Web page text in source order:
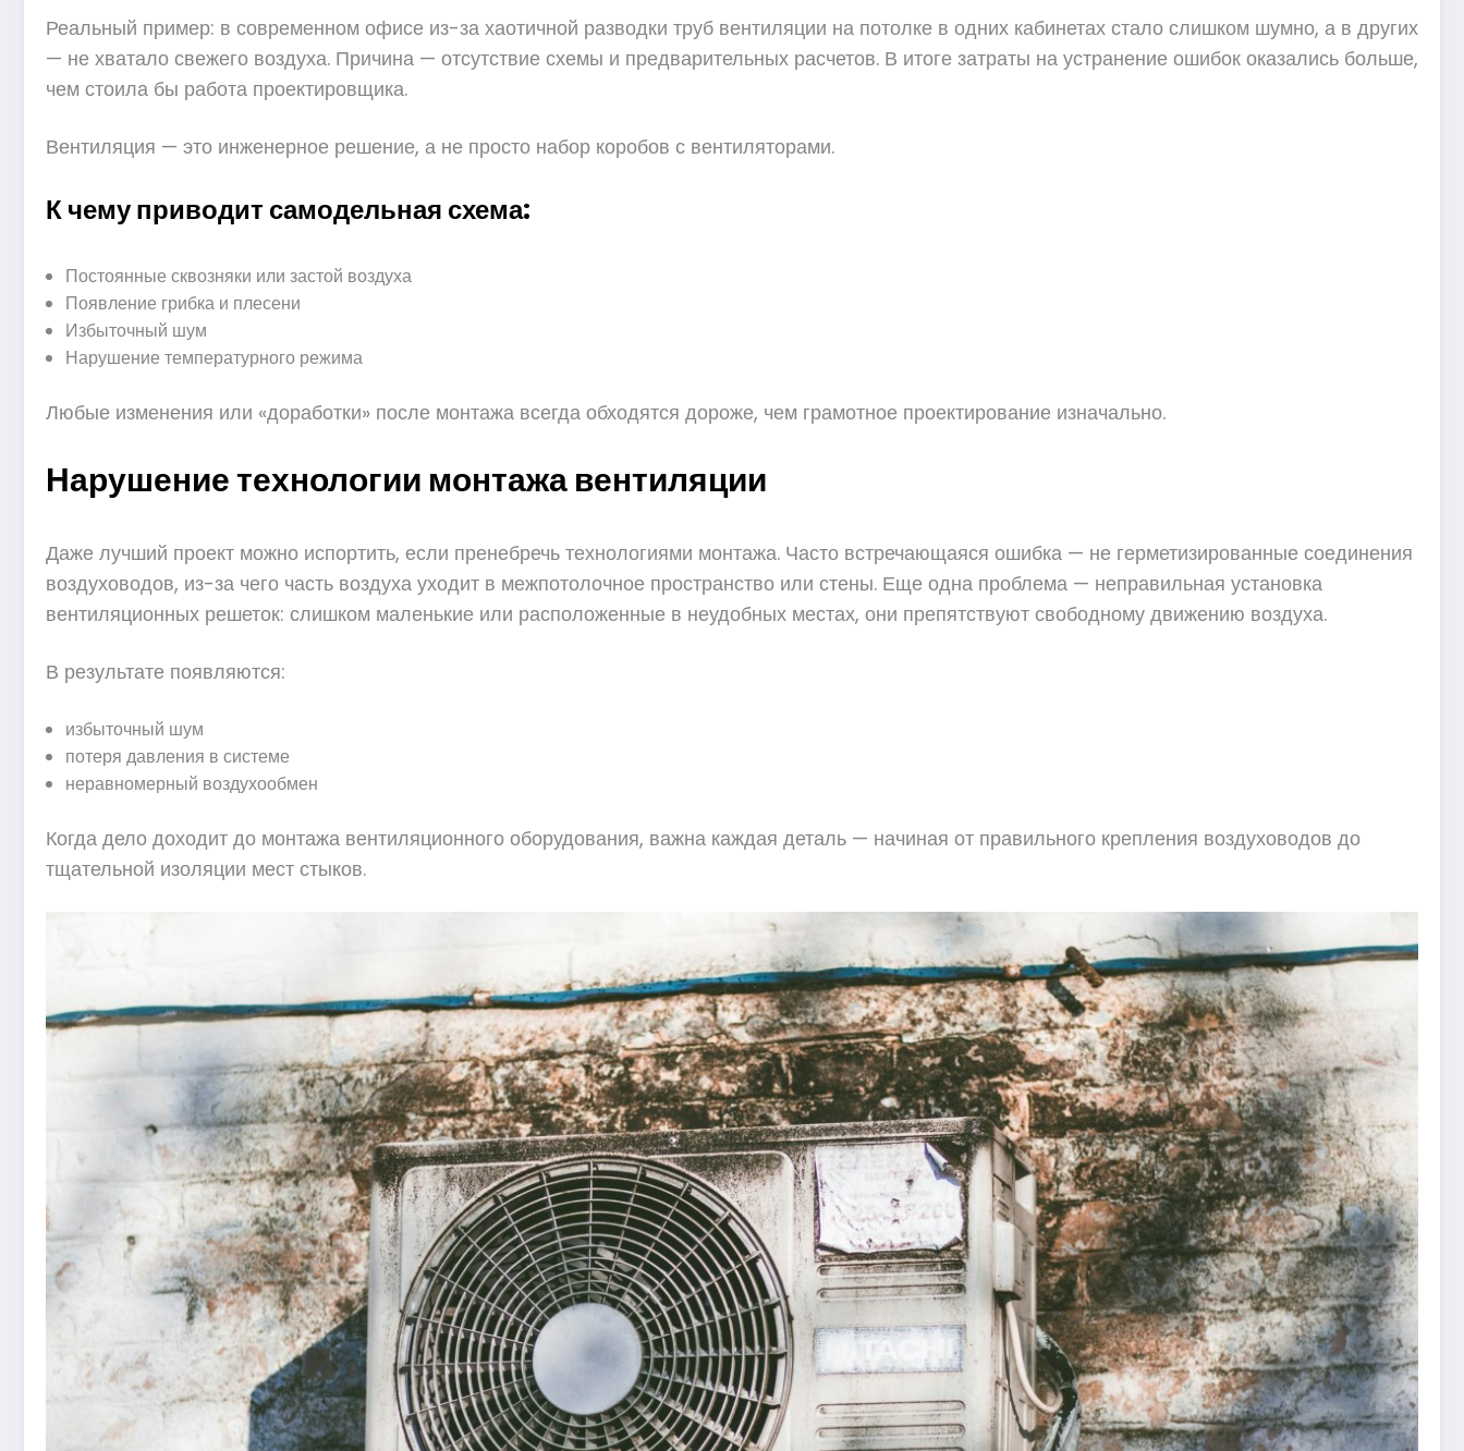
Реальный пример: в современном офисе из-за хаотичной разводки труб вентиляции на потолке в одних кабинетах стало слишком шумно, а в других
— не хватало свежего воздуха. Причина — отсутствие схемы и предварительных расчетов. В итоге затраты на устранение ошибок оказались больше,
чем стоила бы работа проектировщика.
Вентиляция — это инженерное решение, а не просто набор коробов с вентиляторами.
К чему приводит самодельная схема:
Постоянные сквозняки или застой воздуха
Появление грибка и плесени
Избыточный шум
Нарушение температурного режима
Любые изменения или «доработки» после монтажа всегда обходятся дороже, чем грамотное проектирование изначально.
Нарушение технологии монтажа вентиляции
Даже лучший проект можно испортить, если пренебречь технологиями монтажа. Часто встречающаяся ошибка — не герметизированные соединения
воздуховодов, из-за чего часть воздуха уходит в межпотолочное пространство или стены. Еще одна проблема — неправильная установка
вентиляционных решеток: слишком маленькие или расположенные в неудобных местах, они препятствуют свободному движению воздуха.
В результате появляются:
избыточный шум
потеря давления в системе
неравномерный воздухообмен
Когда дело доходит до монтажа вентиляционного оборудования, важна каждая деталь — начиная от правильного крепления воздуховодов до
тщательной изоляции мест стыков.